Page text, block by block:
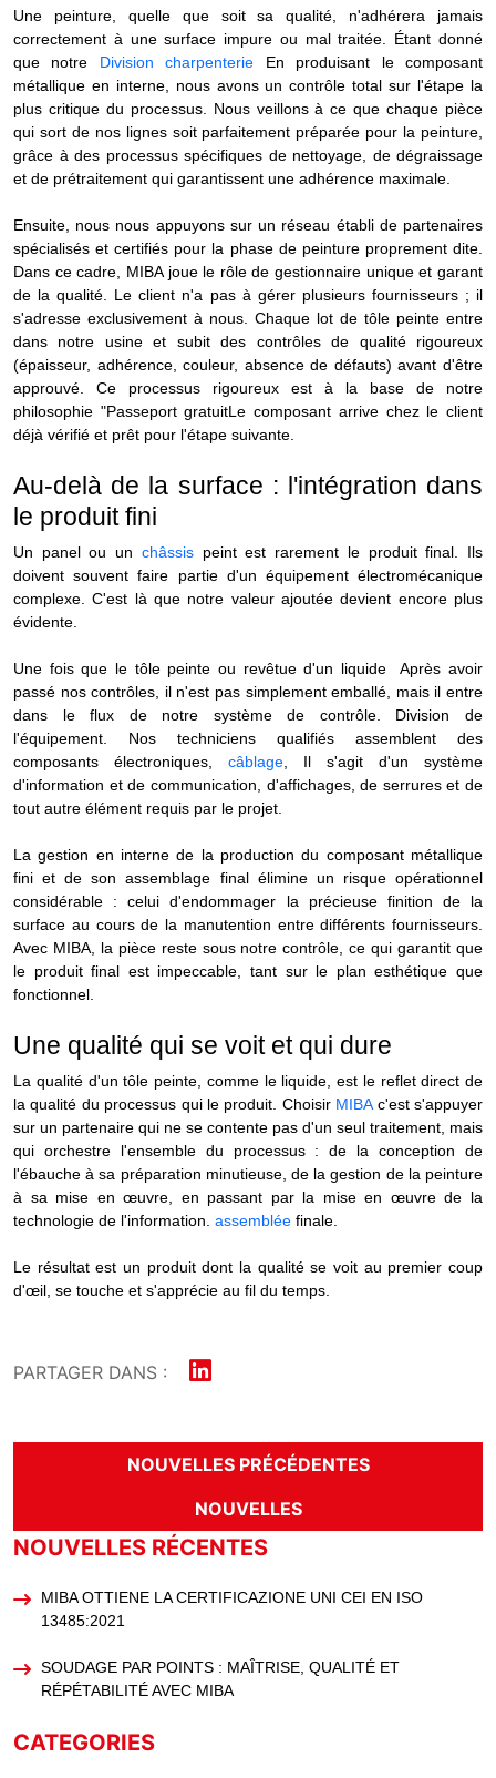
Une peinture, quelle que soit sa qualité, n'adhérera jamais
correctement à une surface impure ou mal traitée. Étant donné
que notre Division charpenterie En produisant le composant
métallique en interne, nous avons un contrôle total sur l'étape la
plus critique du processus. Nous veillons à ce que chaque pièce
qui sort de nos lignes soit parfaitement préparée pour la peinture,
grâce à des processus spécifiques de nettoyage, de dégraissage
et de prétraitement qui garantissent une adhérence maximale.
Ensuite, nous nous appuyons sur un réseau établi de partenaires
spécialisés et certifiés pour la phase de peinture proprement dite.
Dans ce cadre, MIBA joue le rôle degestionnaire unique et garant
de la qualité . Le client n'a pas à gérer plusieurs fournisseurs ; il
s'adresse exclusivement à nous. Chaque lot de tôle peinte entre
dans notre usine et subit des contrôles de qualité rigoureux
(épaisseur, adhérence, couleur, absence de défauts) avant d'être
approuvé. Ce processus rigoureux est à la base de notre
philosophie "Passeport gratuitLe composant arrive chez le client
déjà vérifié et prêt pour l'étape suivante.
Au-delà de la surface : l'intégration dans
le produit fini
Un panel ou un châssispeint est rarement le produit final. Ils
doivent souvent faire partie d'un équipement électromécanique
complexe. C'est là que notre valeur ajoutée devient encore plus
évidente.
Une fois que le tôle peinte ou revêtue d'un liquideAprès avoir
passé nos contrôles, il n'est pas simplement emballé, mais il entre
dans le flux de notre système de contrôle. Division de
l'équipement . Nos techniciens qualifiés assemblent des
composants électroniques, câblage , Il s'agit d'un système
d'information et de communication, d'affichages, de serrures et de
tout autre élément requis par le projet.
La gestion en interne de la production du composant métallique
fini et de son assemblage final élimine un risque opérationnel
considérable : celui d'endommager la précieuse finition de la
surface au cours de la manutention entre différents fournisseurs.
Avec MIBA, la pièce reste sous notre contrôle, ce qui garantit que
le produit final est impeccable, tant sur le plan esthétique que
fonctionnel.
Une qualité qui se voit et qui dure
La qualité d'untôle peinte, comme le liquide, est le reflet direct de
la qualité du processus qui le produit. Choisir MIBAc'est s'appuyer
sur un partenaire qui ne se contente pas d'un seul traitement, mais
qui orchestre l'ensemble du processus : de la conception de
l'ébauche à sa préparation minutieuse, de la gestion de la peinture
à sa mise en œuvre, en passant par la mise en œuvre de la
technologie de l'information. assemblée finale.
Le résultat est un produit dont la qualité se voit au premier coup
d'œil, se touche et s'apprécie au fil du temps.
PARTAGER DANS :
NOUVELLES PRÉCÉDENTES
NOUVELLES
NOUVELLES RÉCENTES
MIBA OTTIENE LA CERTIFICAZIONE UNI CEI EN ISO
13485:2021
SOUDAGE PAR POINTS : MAÎTRISE, QUALITÉ ET
RÉPÉTABILITÉ AVEC MIBA
CATEGORIES